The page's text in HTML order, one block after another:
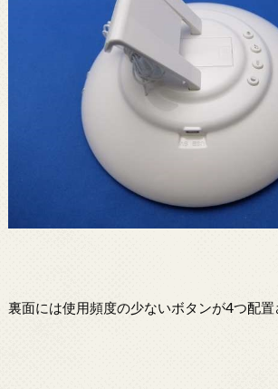
裏面には使用頻度の少ないボタンが4つ配置